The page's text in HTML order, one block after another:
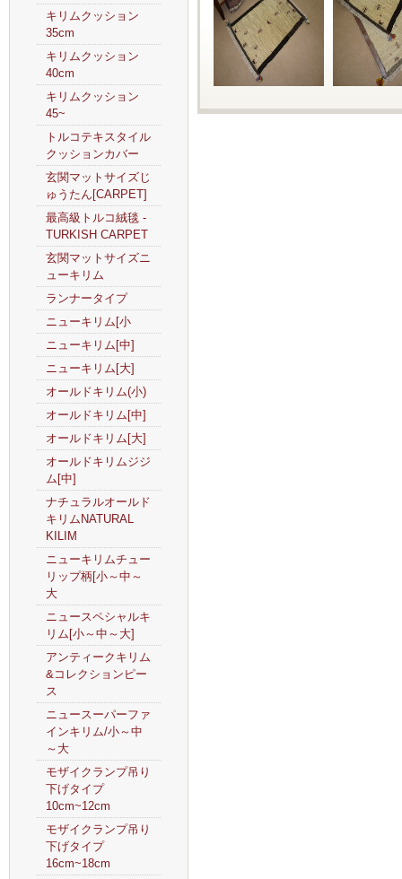
キリムクッション
35cm
キリムクッション
40cm
キリムクッション
45~
トルコテキスタイル
クッションカバー
玄関マットサイズじ
ゅうたん[CARPET]
最高級トルコ絨毯 -
TURKISH CARPET
玄関マットサイズニ
ューキリム
ランナータイプ
ニューキリム[小
ニューキリム[中]
ニューキリム[大]
オールドキリム(小)
オールドキリム[中]
オールドキリム[大]
オールドキリムジジ
ム[中]
ナチュラルオールド
キリムNATURAL
KILIM
ニューキリムチュー
リップ柄[小～中～
大
ニュースペシャルキ
リム[小～中～大]
アンティークキリム
&コレクションピー
ス
ニュースーパーファ
インキリム/小～中
～大
モザイクランプ吊り
下げタイプ
10cm~12cm
モザイクランプ吊り
下げタイプ
16cm~18cm